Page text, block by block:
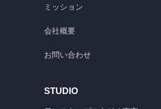
ミッション
会社概要
お問い合わせ
STUDIO